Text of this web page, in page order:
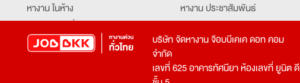
หางาน ในห้าง
หางาน ท่องเที่ยว
หางาน จัดซื้อ
หางาน ประชาสัมพันธ์
หางาน รับโทรศัพท์
หางาน ประสานงาน
หางาน จองตั๋ว
บริษัท จัดหางาน จ๊อบบีเคเค ดอท คอม
จำกัด
เลขที่ 625 อาคารทัศนียา ห้องเลขที่ ยูนิต ดี